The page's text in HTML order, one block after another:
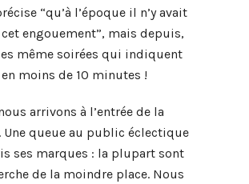
“qu’à l’époque il n’y avait
engouement”, mais depuis,
même soirées qui indiquent
moins de 10 minutes !
arrivons à l’entrée de la
Une queue au public éclectique
ses marques : la plupart sont
de la moindre place. Nous